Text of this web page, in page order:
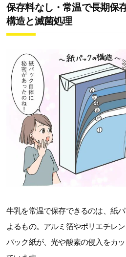
保存料なし・常温で長期保
構造と滅菌処理
牛乳を常温で保存できるのは、紙
よるもの。アルミ箔やポリエチレ
パック紙が、光や酸素の侵入をカ